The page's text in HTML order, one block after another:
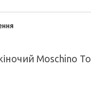
Moschino